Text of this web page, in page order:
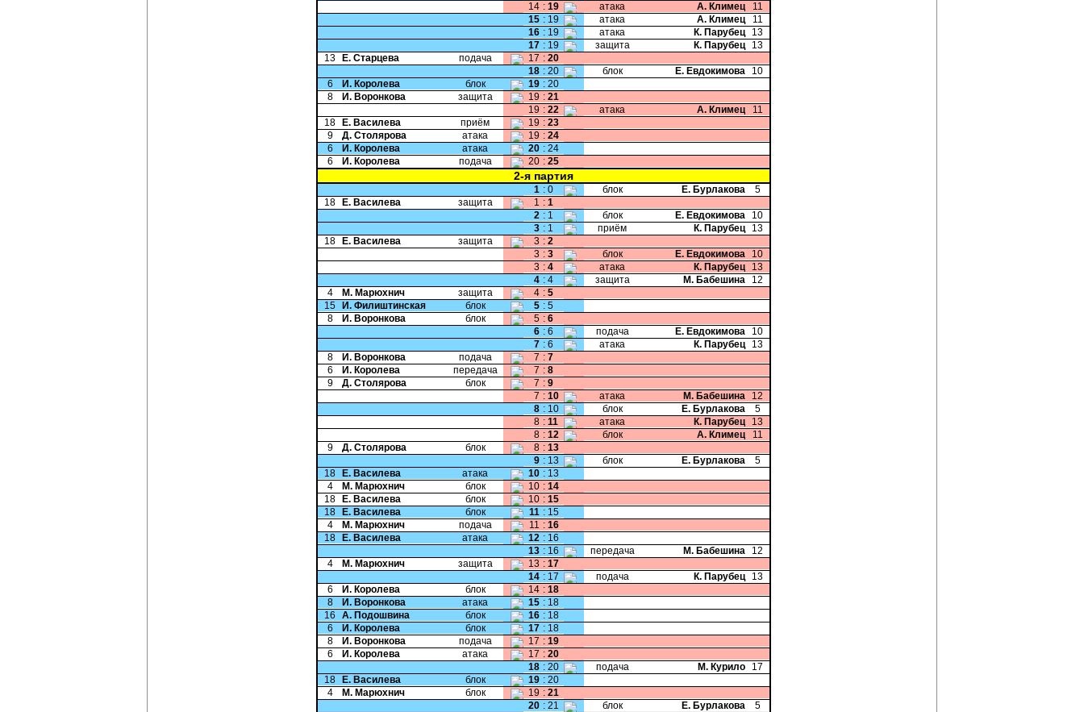
14 : 19 атака А. Климец
11
15 : 19 атака А. Климец
11
16 : 19 атака К. Парубец
13
17 : 19 защита К. Парубец
13
13
Е. Старцева подача 17 : 20
18 : 20 блок Е. Евдокимова
10
6
И. Королева блок 19 : 20
8
И. Воронкова защита 19 : 21
19 : 22 атака А. Климец
11
18
Е. Василева приём 19 : 23
9
Д. Столярова атака 19 : 24
6
И. Королева атака 20 : 24
6
И. Королева подача 20 : 25
2-я партия
1 : 0 блок Е. Бурлакова
5
18
Е. Василева защита 1 : 1
2 : 1 блок Е. Евдокимова
10
3 : 1 приём К. Парубец
13
18
Е. Василева защита 3 : 2
3 : 3 блок Е. Евдокимова
10
3 : 4 атака К. Парубец
13
4 : 4 защита М. Бабешина
12
4
М. Марюхнич защита 4 : 5
15
И. Филиштинская блок 5 : 5
8
И. Воронкова блок 5 : 6
6 : 6 подача Е. Евдокимова
10
7 : 6 атака К. Парубец
13
8
И. Воронкова подача 7 : 7
6
И. Королева передача 7 : 8
9
Д. Столярова блок 7 : 9
7 : 10 атака М. Бабешина
12
8 : 10 блок Е. Бурлакова
5
8 : 11 атака К. Парубец
13
8 : 12 блок А. Климец
11
9
Д. Столярова блок 8 : 13
9 : 13 блок Е. Бурлакова
5
18
Е. Василева атака 10 : 13
4
М. Марюхнич блок 10 : 14
18
Е. Василева блок 10 : 15
18
Е. Василева блок 11 : 15
4
М. Марюхнич подача 11 : 16
18
Е. Василева атака 12 : 16
13 : 16 передача М. Бабешина
12
4
М. Марюхнич защита 13 : 17
14 : 17 подача К. Парубец
13
6
И. Королева блок 14 : 18
8
И. Воронкова атака 15 : 18
16
А. Подошвина блок 16 : 18
6
И. Королева блок 17 : 18
8
И. Воронкова подача 17 : 19
6
И. Королева атака 17 : 20
18 : 20 подача М. Курило
17
18
Е. Василева блок 19 : 20
4
М. Марюхнич блок 19 : 21
20 : 21 блок Е. Бурлакова
5